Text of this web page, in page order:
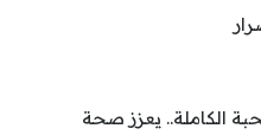
الكاملة.. يعزز صحة